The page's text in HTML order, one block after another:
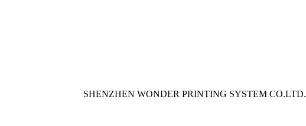
SHENZHEN WONDER PRINTING SYSTEM CO.LTD.